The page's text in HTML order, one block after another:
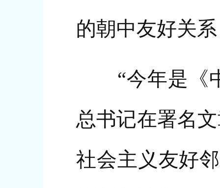
的朝中友好关
“今年是《中
总书记在署名
社会主义友好